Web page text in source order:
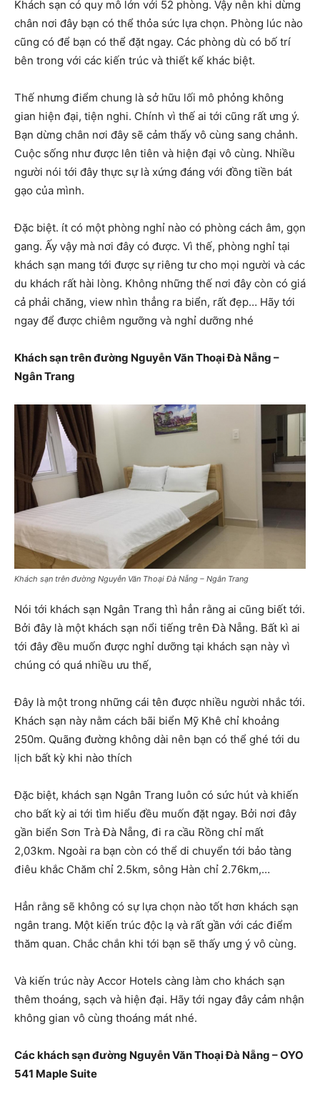
Khách sạn có quy mô lớn với 52 phòng. Vậy nên khi dừng
chân nơi đây bạn có thể thỏa sức lựa chọn. Phòng lúc nào
cũng có để bạn có thể đặt ngay. Các phòng dù có bố trí
bên trong với các kiến trúc và thiết kế khác biệt.
Thế nhưng điểm chung là sở hữu lối mô phỏng không
gian hiện đại, tiện nghi. Chính vì thế ai tới cũng rất ưng ý.
Bạn dừng chân nơi đây sẽ cảm thấy vô cùng sang chảnh.
Cuộc sống như được lên tiên và hiện đại vô cùng. Nhiều
người nói tới đây thực sự là xứng đáng với đồng tiền bát
gạo của mình.
Đặc biệt. ít có một phòng nghỉ nào có phòng cách âm, gọn
gang. Ấy vậy mà nơi đây có được. Vì thế, phòng nghỉ tại
khách sạn mang tới được sự riêng tư cho mọi người và các
du khách rất hài lòng. Không những thế nơi đây còn có giá
cả phải chăng, view nhìn thẳng ra biển, rất đẹp… Hãy tới
ngay để được chiêm ngưỡng và nghỉ dưỡng nhé
Khách sạn trên đường Nguyễn Văn Thoại Đà Nẵng –
Ngân Trang
Khách sạn trên đường Nguyễn Văn Thoại Đà Nẵng – Ngân Trang
Nói tới khách sạn Ngân Trang thì hẳn rằng ai cũng biết tới.
Bởi đây là một khách sạn nổi tiếng trên Đà Nẵng. Bất kì ai
tới đây đều muốn được nghỉ dưỡng tại khách sạn này vì
chúng có quá nhiều ưu thế,
Đây là một trong những cái tên được nhiều người nhắc tới.
Khách sạn này nằm cách bãi biển Mỹ Khê chỉ khoảng
250m. Quãng đường không dài nên bạn có thể ghé tới du
lịch bất kỳ khi nào thích
Đặc biệt, khách sạn Ngân Trang luôn có sức hút và khiến
cho bất kỳ ai tới tìm hiểu đều muốn đặt ngay. Bởi nơi đây
gần biển Sơn Trà Đà Nẵng, đi ra cầu Rồng chỉ mất
2,03km. Ngoài ra bạn còn có thể di chuyển tới bảo tàng
điêu khắc Chăm chỉ 2.5km, sông Hàn chỉ 2.76km,…
Hẳn rằng sẽ không có sự lựa chọn nào tốt hơn khách sạn
ngân trang. Một kiến trúc độc lạ và rất gần với các điểm
thăm quan. Chắc chắn khi tới bạn sẽ thấy ưng ý vô cùng.
Và kiến trúc này Accor Hotels càng làm cho khách sạn
thêm thoáng, sạch và hiện đại. Hãy tới ngay đây cảm nhận
không gian vô cùng thoáng mát nhé.
Các khách sạn đường Nguyễn Văn Thoại Đà Nẵng – OYO
541 Maple Suite